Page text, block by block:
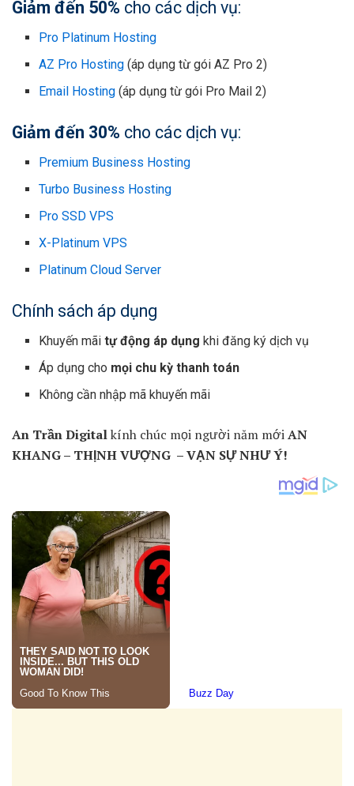
Giảm đến 50% cho các dịch vụ:
Pro Platinum Hosting
AZ Pro Hosting (áp dụng từ gói AZ Pro 2)
Email Hosting (áp dụng từ gói Pro Mail 2)
Giảm đến 30% cho các dịch vụ:
Premium Business Hosting
Turbo Business Hosting
Pro SSD VPS
X-Platinum VPS
Platinum Cloud Server
Chính sách áp dụng
Khuyến mãitự động áp dụng khi đăng ký dịch vụ
Áp dụng cho mọi chu kỳ thanh toán
Không cần nhập mã khuyến mãi
An Trần Digitalkính chúc mọi người năm mớiAN
KHANG – THỊNH VƯỢNG – VẠN SỰ NHƯ Ý!